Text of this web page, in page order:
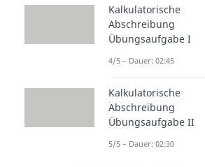
DerBuchungssatz
an Zinserträge 350 €
Kalkulatorische
Abschreibung
Übungsaufgabe I
4/5 – Dauer: 02:45
Kalkulatorische
Abschreibung
Übungsaufgabe II
5/5 – Dauer: 02:30